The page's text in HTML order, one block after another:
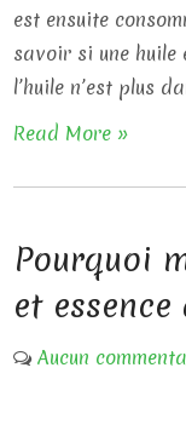
est ensuite
savoir si une huile
l’huile n’est plus
Read More »
Pourquoi
et
Aucun